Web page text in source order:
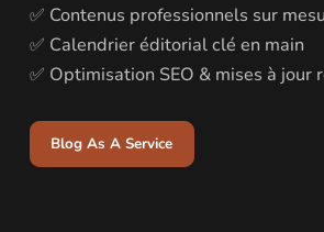
✅ Contenus professionnels sur
✅ Calendrier éditorial clé en main
✅ Optimisation SEO & mises à jour
Blog As A Service